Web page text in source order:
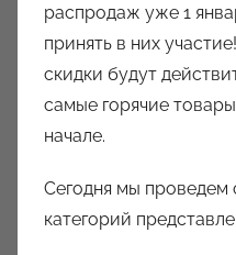
распродаж уже 1
принять в них
скидки будут
самые горячие
начале.
Сегодня мы проведем
категорий